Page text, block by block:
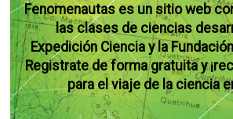
Fenomenautas es un sitio web
las clases de ciencias
Expedición Ciencia y la
Registrate de forma gratuita y
para el viaje de la ciencia